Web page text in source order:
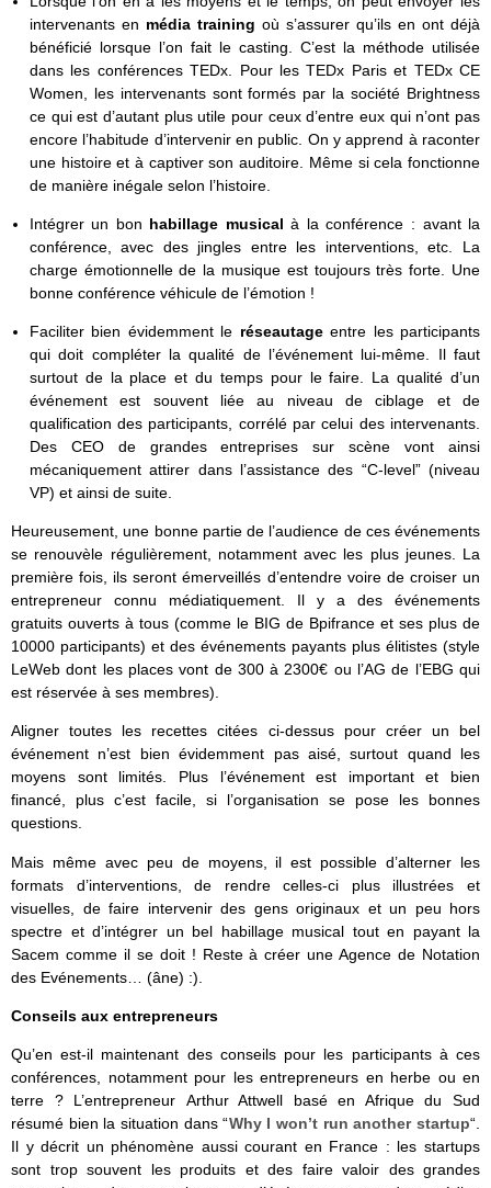
intervenants en média training où s’assurer qu’ils en ont déjà
bénéficié lorsque l’on fait le casting. C’est la méthode utilisée
dans les conférences TEDx. Pour les TEDx Paris et TEDx CE
Women, les intervenants sont formés par la société Brightness
ce qui est d’autant plus utile pour ceux d’entre eux qui n’ont pas
encore l’habitude d’intervenir en public. On y apprend à raconter
une histoire et à captiver son auditoire. Même si cela fonctionne
de manière inégale selon l’histoire.
Intégrer un bon habillage musicalà la conférence : avant la
conférence, avec des jingles entre les interventions, etc. La
charge émotionnelle de la musique est toujours très forte. Une
bonne conférence véhicule de l’émotion !
Faciliter bien évidemment le réseautageentre les participants
qui doit compléter la qualité de l’événement lui-même. Il faut
surtout de la place et du temps pour le faire. La qualité d’un
événement est souvent liée au niveau de ciblage et de
qualification des participants, corrélé par celui des intervenants.
Des CEO de grandes entreprises sur scène vont ainsi
mécaniquement attirer dans l’assistance des “C-level” (niveau
VP) et ainsi de suite.
Heureusement, une bonne partie de l’audience de ces événements
se renouvèle régulièrement, notamment avec les plus jeunes. La
première fois, ils seront émerveillés d’entendre voire de croiser un
entrepreneur connu médiatiquement. Il y a des événements
gratuits ouverts à tous (comme le BIG de Bpifrance et ses plus de
10000 participants) et des événements payants plus élitistes (style
LeWeb dont les places vont de 300 à 2300€ ou l’AG de l’EBG qui
est réservée à ses membres).
Aligner toutes les recettes citées ci-dessus pour créer un bel
événement n’est bien évidemment pas aisé, surtout quand les
moyens sont limités. Plus l’événement est important et bien
financé, plus c’est facile, si l’organisation se pose les bonnes
questions.
Mais même avec peu de moyens, il est possible d’alterner les
formats d’interventions, de rendre celles-ci plus illustrées et
visuelles, de faire intervenir des gens originaux et un peu hors
spectre et d’intégrer un bel habillage musical tout en payant la
Sacem comme il se doit ! Reste à créer une Agence de Notation
des Evénements… (âne) :).
Conseils aux entrepreneurs
Qu’en est-il maintenant des conseils pour les participants à ces
conférences, notamment pour les entrepreneurs en herbe ou en
terre ? L’entrepreneur Arthur Attwell basé en Afrique du Sud
résumé bien la situation dans “Why I won’t run another startup“.
Il y décrit un phénomène aussi courant en France : les startups
sont trop souvent les produits et des faire valoir des grandes